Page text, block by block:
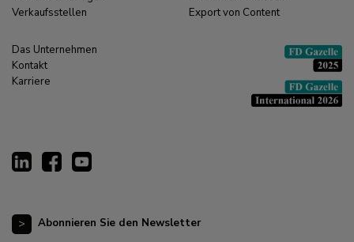
Verkaufsstellen
Export von Content
Das Unternehmen
Kontakt
Karriere
Abonnieren Sie den Newsletter